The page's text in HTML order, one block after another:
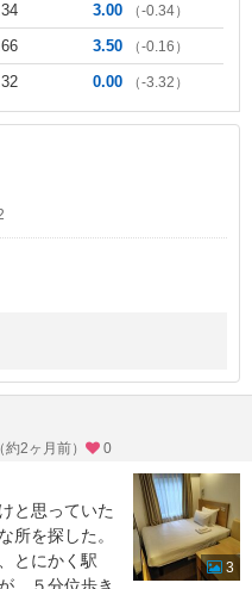
3.00 （-0.34）
3.50 （-0.16）
0.00 （-3.32）
が変わった様です。
が
2ヶ月前） 0
と思っていた
所を探した。
とにかく駅
3